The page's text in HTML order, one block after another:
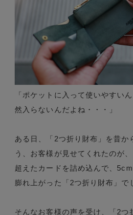
「ポケットに入って使いやすい
然入らないんだよね・・・」
ある日、「2つ折り財布」を昔か
う、お客様が見せてくれたのが
超えたカードを詰め込んで、
膨れ上がった「2つ折り財布」で
そんなお客様の声を受け、「2つ